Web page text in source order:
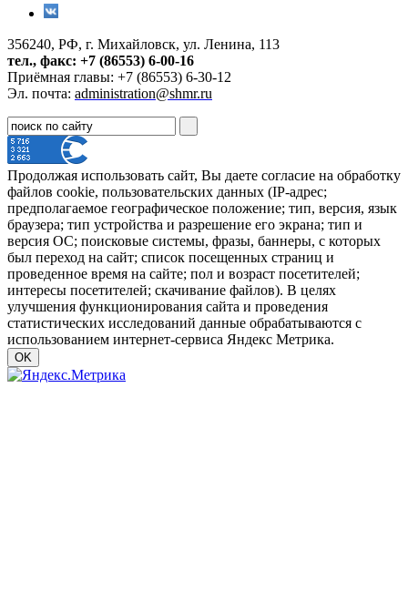
356240, РФ, г. Михайловск, ул. Ленина, 113
тел., факс: +7 (86553) 6-00-16
Приёмная главы: +7 (86553) 6-30-12
Эл. почта: administration@shmr.ru
Продолжая использовать сайт, Вы даете согласие на обработку
файлов cookie, пользовательских данных (IP-адрес;
предполагаемое географическое положение; тип, версия, язык
браузера; тип устройства и разрешение его экрана; тип и
версия ОС; поисковые системы, фразы, баннеры, с которых
был переход на сайт; список посещенных страниц и
проведенное время на сайте; пол и возраст посетителей;
интересы посетителей; скачивание файлов). В целях
улучшения функционирования сайта и проведения
статистических исследований данные обрабатываются с
использованием интернет-сервиса Яндекс Метрика.
OK